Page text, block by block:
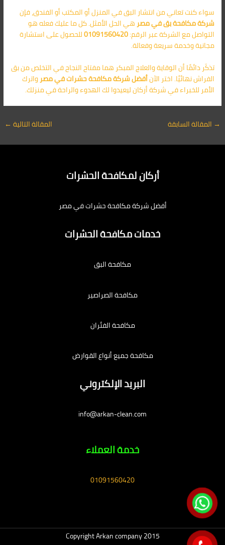
سواء كنت تعاني من انتشار البق في المنزل أو المكتب أو الفندق، فإن
شركة مكافحة بق في مصرهي الحل الأمثل. كل ما عليك فعله هو
التواصل مع الشركة عبر الرقم:01091560420للحصول على استشارة
مجانية وخدمة سريعة وفعالة.
تذكّر دائمًا أن الوقاية والعلاج المبكر هما مفتاح النجاح في التخلص من بق
الفراش نهائيًا. اختر الآنأفضل شركة مكافحة حشرات في مصرواترك
الأمر للخبراء في شركة أركان ليعيدوا لك الهدوء والراحة في منزلك.
→ المقالة السابقة المقالة التالية←
أركان لمكافحة الحشرات
أفضل شركة مكافحة حشرات في مصر
خدمات مكافحة الحشرات
مكافحة البق
مكافحة الصراصير
مكافحة الفئران
مكافحة جميع أنواع القوارض
البريد الإلكتروني
info@arkan-clean.com
خدمة العملاء
01091560420
Copyright Arkan company 2015